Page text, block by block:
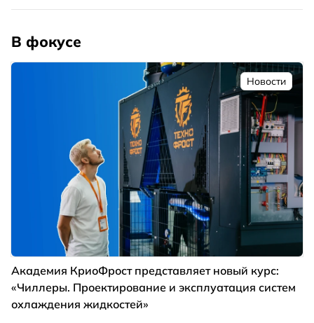
В фокусе
Новости
Академия КриоФрост представляет новый курс:
«Чиллеры. Проектирование и эксплуатация систем
охлаждения жидкостей»